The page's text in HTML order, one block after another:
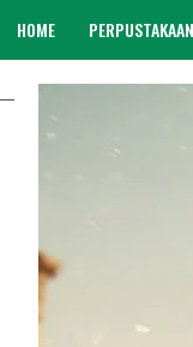
HOME PERPUSTAKAAN